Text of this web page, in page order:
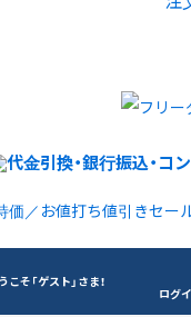
価／お値打ち値引きセー
こそ「ゲスト」さま！
ログ